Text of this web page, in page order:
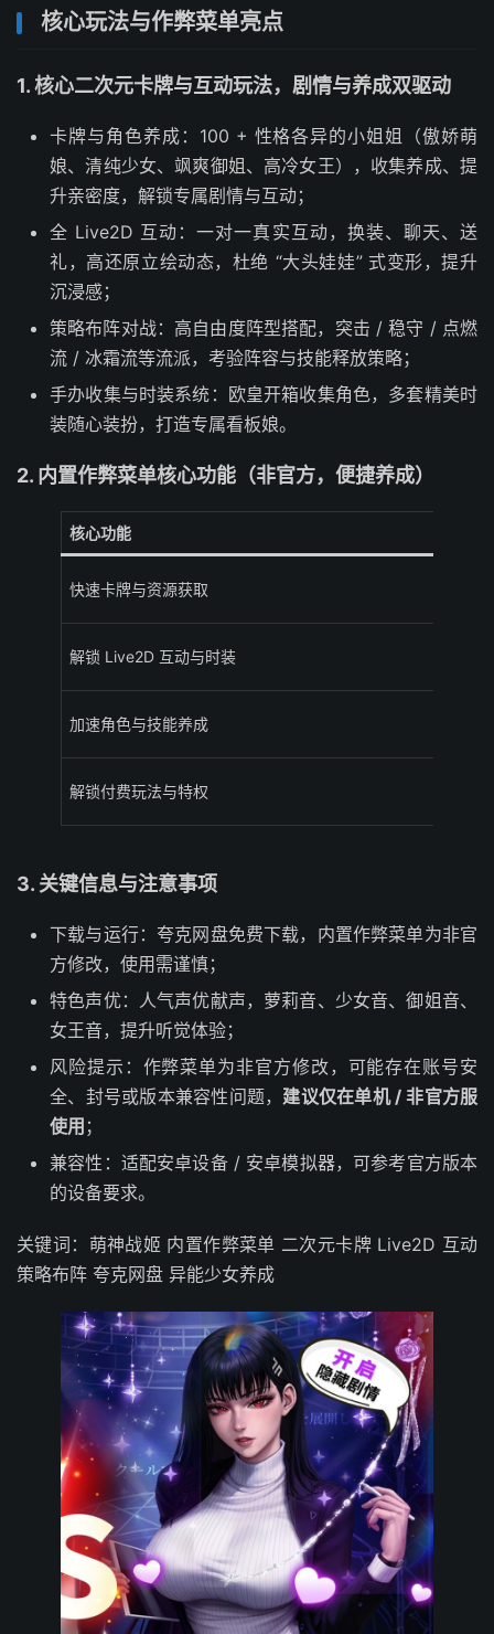
核心玩法与作弊菜单亮点
1. 核心二次元卡牌与互动玩法，剧情与养成双驱动
卡牌与角色养成：100 + 性格各异的小姐姐（傲娇萌
娘、清纯少女、飒爽御姐、高冷女王），收集养成、提
升亲密度，解锁专属剧情与互动；
全 Live2D 互动：一对一真实互动，换装、聊天、送
礼，高还原立绘动态，杜绝 “大头娃娃” 式变形，提升
沉浸感；
策略布阵对战：高自由度阵型搭配，突击 / 稳守 / 点燃
流 / 冰霜流等流派，考验阵容与技能释放策略；
手办收集与时装系统：欧皇开箱收集角色，多套精美时
装随心装扮，打造专属看板娘。
2. 内置作弊菜单核心功能（非官方，便捷养成）
核心功能
快速卡牌与资源获取
解锁 Live2D 互动与时装
加速角色与技能养成
解锁付费玩法与特权
3. 关键信息与注意事项
下载与运行：夸克网盘免费下载，内置作弊菜单为非官
方修改，使用需谨慎；
特色声优：人气声优献声，萝莉音、少女音、御姐音、
女王音，提升听觉体验；
风险提示：作弊菜单为非官方修改，可能存在账号安
全、封号或版本兼容性问题， 建议仅在单机 / 非官方服
使用 ；
兼容性：适配安卓设备 / 安卓模拟器，可参考官方版本
的设备要求。
关键词：萌神战姬 内置作弊菜单 二次元卡牌 Live2D 互动
策略布阵 夸克网盘 异能少女养成